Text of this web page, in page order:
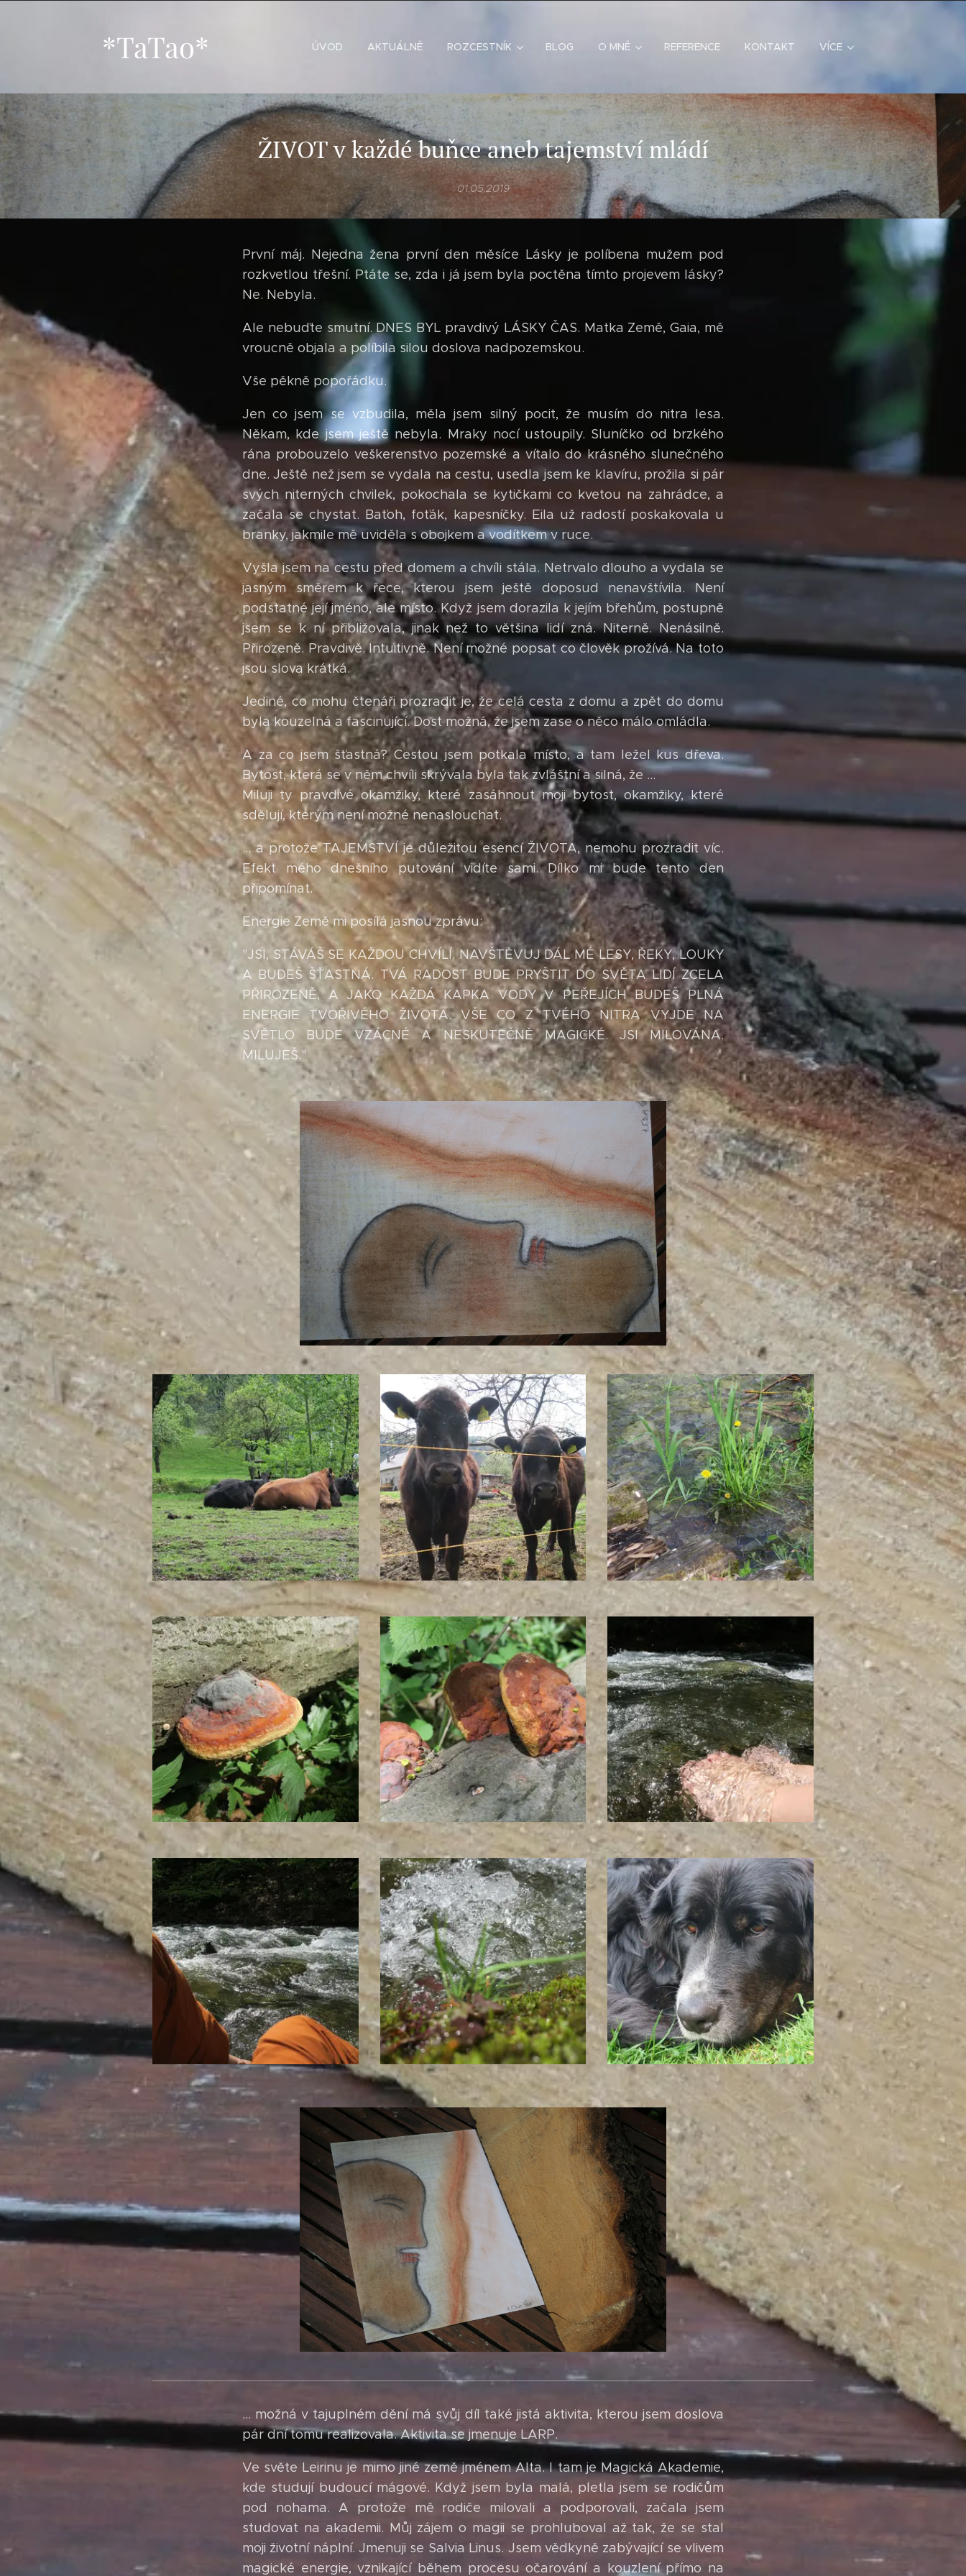
*TaTao* ÚVOD AKTUÁLNĚ ROZCESTNÍK BLOG O MNĚ REFERENCE KONTAKT VÍCE
ŽIVOT v každé buňce aneb tajemství mládí
01.05.2019
První máj. Nejedna žena první den měsíce Lásky je políbena mužem pod
rozkvetlou třešní. Ptáte se, zda i já jsem byla poctěna tímto projevem lásky?
Ne. Nebyla.
Ale nebuďte smutní. DNES BYL pravdivý LÁSKY ČAS. Matka Země, Gaia, mě
vroucně objala a políbila silou doslova nadpozemskou.
Vše pěkně popořádku.
Jen co jsem se vzbudila, měla jsem silný pocit, že musím do nitra lesa.
Někam, kde jsem ještě nebyla. Mraky nocí ustoupily. Sluníčko od brzkého
rána probouzelo veškerenstvo pozemské a vítalo do krásného slunečného
dne. Ještě než jsem se vydala na cestu, usedla jsem ke klavíru, prožila si pár
svých niterných chvilek, pokochala se kytičkami co kvetou na zahrádce, a
začala se chystat. Baťoh, foťák, kapesníčky. Eila už radostí poskakovala u
branky, jakmile mě uviděla s obojkem a vodítkem v ruce.
Vyšla jsem na cestu před domem a chvíli stála. Netrvalo dlouho a vydala se
jasným směrem k řece, kterou jsem ještě doposud nenavštívila. Není
podstatné její jméno, ale místo. Když jsem dorazila k jejím břehům, postupně
jsem se k ní přibližovala, jinak než to většina lidí zná. Niterně. Nenásilně.
Přirozeně. Pravdivě. Intuitivně. Není možné popsat co člověk prožívá. Na toto
jsou slova krátká.
Jediné, co mohu čtenáři prozradit je, že celá cesta z domu a zpět do domu
byla kouzelná a fascinující. Dost možná, že jsem zase o něco málo omládla.
A za co jsem šťastná? Cestou jsem potkala místo, a tam ležel kus dřeva.
Bytost, která se v něm chvíli skrývala byla tak zvláštní a silná, že ...
Miluji ty pravdivé okamžiky, které zasáhnout moji bytost, okamžiky, které
sdělují, kterým není možné nenaslouchat.
... a protože TAJEMSTVÍ je důležitou esencí ŽIVOTA, nemohu prozradit víc.
Efekt mého dnešního putování vidíte sami. Dílko mi bude tento den
připomínat.
Energie Země mi posílá jasnou zprávu:
"JSI, STÁVÁŠ SE KAŽDOU CHVÍLÍ. NAVŠTĚVUJ DÁL MÉ LESY, ŘEKY, LOUKY
A BUDEŠ ŠŤASTNÁ. TVÁ RADOST BUDE PRYŠTIT DO SVĚTA LIDÍ ZCELA
PŘIROZENĚ, A JAKO KAŽDÁ KAPKA VODY V PEŘEJÍCH BUDEŠ PLNÁ
ENERGIE TVOŘIVÉHO ŽIVOTA. VŠE CO Z TVÉHO NITRA VYJDE NA
SVĚTLO BUDE VZÁCNÉ A NESKUTEČNĚ MAGICKÉ. JSI MILOVÁNA.
MILUJEŠ."
... možná v tajuplném dění má svůj díl také jistá aktivita, kterou jsem doslova
pár dní tomu realizovala. Aktivita se jmenuje LARP.
Ve světe Leirinu je mimo jiné země jménem Alta. I tam je Magická Akademie,
kde studují budoucí mágové. Když jsem byla malá, pletla jsem se rodičům
pod nohama. A protože mě rodiče milovali a podporovali, začala jsem
studovat na akademii. Můj zájem o magii se prohluboval až tak, že se stal
moji životní náplní. Jmenuji se Salvia Linus. Jsem vědkyně zabývající se vlivem
magické energie, vznikající během procesu očarování a kouzlení přímo na